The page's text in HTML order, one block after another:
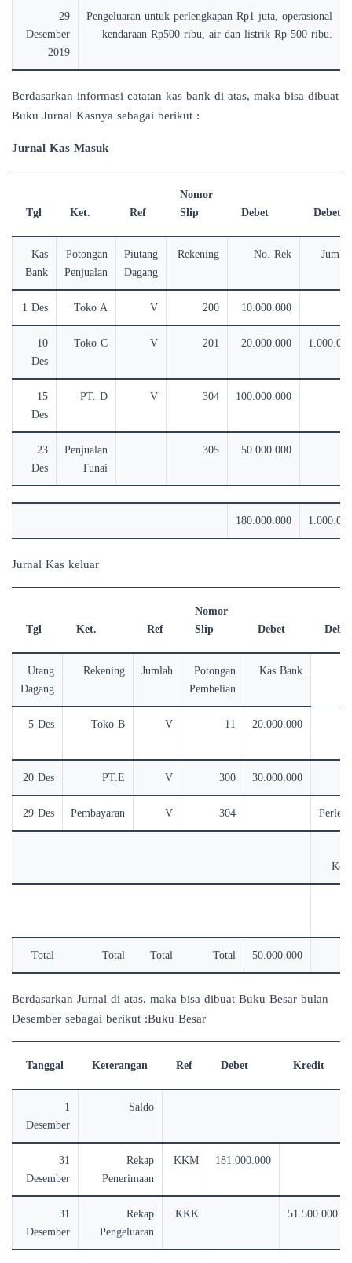
29
Desember
2019
Pengeluaran untuk perlengkapan Rp1 juta, operasional
kendaraan Rp500 ribu, air dan listrik Rp 500 ribu.
Berdasarkan informasi catatan kas bank di atas, maka bisa dibuat
Buku Jurnal Kasnya sebagai berikut :
Jurnal Kas Masuk
Tgl Ket. Ref
Nomor
Slip
Debet Debet
Kas
Bank
Potongan
Penjualan
Piutang
Dagang
Rekening No. Rek Jumlah
1 Des Toko A V 200 10.000.000
10
Des
Toko C V 201 20.000.000 1.000.000
15
Des
PT. D V 304 100.000.000
23
Des
Penjualan
Tunai
305 50.000.000
180.000.000 1.000.000
Jurnal Kas keluar
Tgl Ket. Ref
Nomor
Slip
Debet Debet
Utang
Dagang
Rekening Jumlah
Potongan
Pembelian
Kas Bank
5 Des Toko B V 11
20.000.000
20 Des PT.E V 300 30.000.000
29 Des Pembayaran V 304
Total Total Total Total 50.000.000
Berdasarkan Jurnal di atas, maka bisa dibuat Buku Besar bulan
Desember sebagai berikut :Buku Besar
Tanggal Keterangan Ref Debet Kredit
1
Desember
Saldo
31
Desember
Rekap
Penerimaan
KKM 181.000.000
31
Desember
Rekap
Pengeluaran
KKK 51.500.000